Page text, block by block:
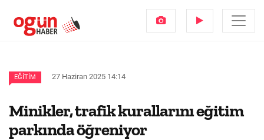
EĞITIM 27 Haziran 2025 14:14
Minikler, trafik kurallarını eğitim
parkında öğreniyor